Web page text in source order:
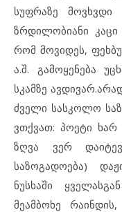
სუფრაზე მოვხვდი
ზრდილობიანი
რომ მოვიდეს,
ა.შ. გამოყენება
სკამზე
ძველი სასკოლო
ვთქვათ: პოეტი ხარ
ზღვა ვერ
საზოგადოება)
ნუსხაში
მეამბოხე